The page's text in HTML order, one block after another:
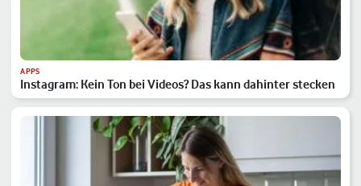
APPS
Instagram: Kein Ton bei Videos? Das kann dahinter stecken